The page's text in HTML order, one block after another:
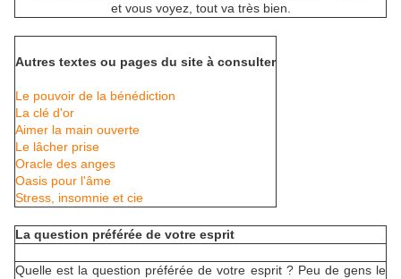
et vous voyez, tout va très bien.
Autres textes ou pages du site à consulter
Le pouvoir de la bénédiction
La clé d'or
Aimer la main ouverte
Le lâcher prise
Oracle des anges
Oasis pour l'âme
Stress, insomnie et cie
La question préférée de votre esprit
Quelle est la question préférée de votre esprit ? Peu de gens le